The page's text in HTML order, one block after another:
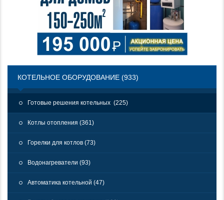
КОТЕЛЬНОЕ ОБОРУДОВАНИЕ (933)
Готовые решения котельных (225)
Котлы отопления (361)
Горелки для котлов (73)
Водонагреватели (93)
Автоматика котельной (47)